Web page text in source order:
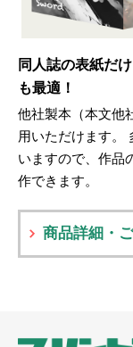
同人誌の表紙だ
も最適！
他社製本（本文他
用いただけます。
いますので、作品
作できます。
商品詳細・